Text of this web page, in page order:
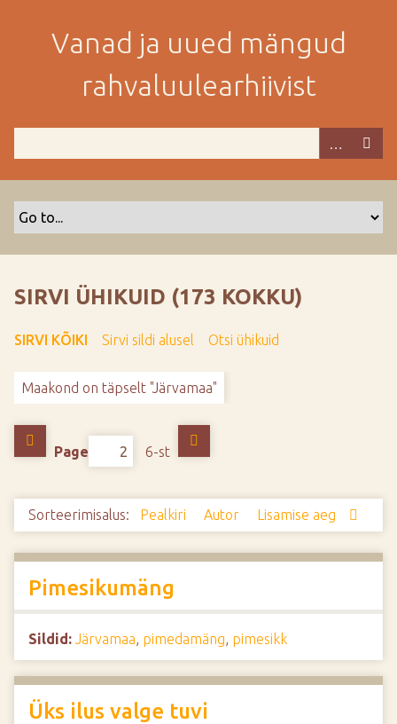
i
Vanad ja uued mängud
rahvaluulearhiivist
SIRVI ÜHIKUID (173 KOKKU)
SIRVI KÕIKI Sirvi sildi alusel Otsi ühikuid
Maakond on täpselt "Järvamaa"
Page 6-st
Sorteerimisalus: Pealkiri Autor Lisamise aeg
Pimesikumäng
Sildid: Järvamaa, pimedamäng, pimesikk
Üks ilus valge tuvi